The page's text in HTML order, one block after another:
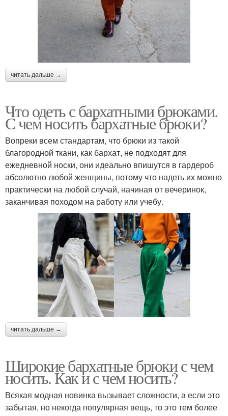
читать дальше →
Что одеть с бархатными брюками.
С чем носить бархатные брюки?
Вопреки всем стандартам, что брюки из такой
благородной ткани, как бархат, не подходят для
ежедневной носки, они идеально впишутся в гардероб
абсолютно любой женщины, потому что надеть их можно
практически на любой случай, начиная от вечеринок,
заканчивая походом на работу или учебу.
читать дальше →
Широкие бархатные брюки с чем
носить. Как и с чем носить?
Всякая модная новинка вызывает сложности, а если это
забытая, но некогда популярная вещь, то это тем более